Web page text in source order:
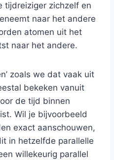
tijdreiziger zichzelf en
naar het andere
atomen uit het
naar het andere.
zoals we dat vaak uit
bekeken vanuit
de tijd binnen
Wil je bijvoorbeeld
exact aanschouwen,
in hetzelfde parallelle
willekeurig parallel